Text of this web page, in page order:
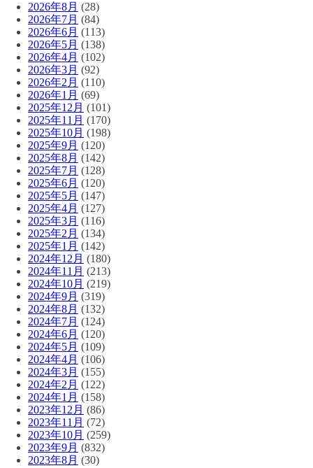
2026年8月 (28)
2026年7月 (84)
2026年6月 (113)
2026年5月 (138)
2026年4月 (102)
2026年3月 (92)
2026年2月 (110)
2026年1月 (69)
2025年12月 (101)
2025年11月 (170)
2025年10月 (198)
2025年9月 (120)
2025年8月 (142)
2025年7月 (128)
2025年6月 (120)
2025年5月 (147)
2025年4月 (127)
2025年3月 (116)
2025年2月 (134)
2025年1月 (142)
2024年12月 (180)
2024年11月 (213)
2024年10月 (219)
2024年9月 (319)
2024年8月 (132)
2024年7月 (124)
2024年6月 (120)
2024年5月 (109)
2024年4月 (106)
2024年3月 (155)
2024年2月 (122)
2024年1月 (158)
2023年12月 (86)
2023年11月 (72)
2023年10月 (259)
2023年9月 (832)
2023年8月 (30)